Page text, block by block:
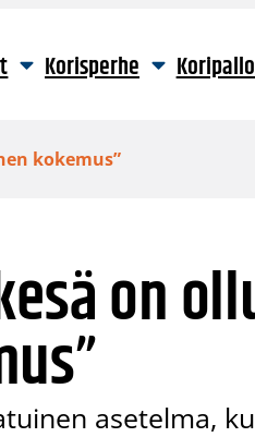
Korisperhe
kokemus”
on
asetelma,